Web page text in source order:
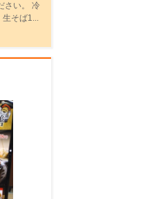
さい。 冷
そば1...